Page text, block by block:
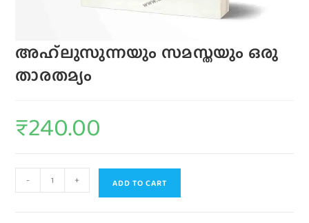
അഹ്‌ലുസുന്നയും സമസ്തയും ഒരു
താരതമ്യം
₹240.00
- + ADD TO CART